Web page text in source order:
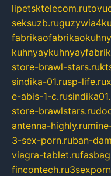
lipetsktelecom.ru
seksuzb.ru
store-brawl-stars.ru
sindika-01.rusp-life.ru
e-abis-1-c.ru
store-brawlstars.ru
antenna-highly.ru
3-sex-porn.ruban-
viagra-tablet.ru
fincontech.ru